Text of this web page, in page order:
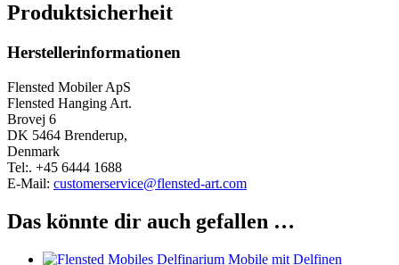
Produktsicherheit
Herstellerinformationen
Flensted Mobiler ApS
Flensted Hanging Art.
Brovej 6
DK 5464 Brenderup,
Denmark
Tel:. +45 6444 1688
E-Mail: customerservice@flensted-art.com
Das könnte dir auch gefallen …